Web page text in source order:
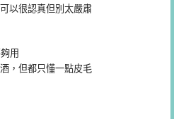
以很認真但別太嚴肅
用
，但都只懂一點皮毛